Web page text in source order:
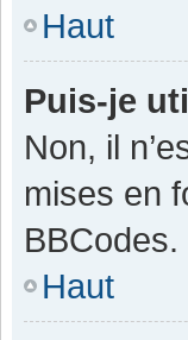
Haut
Puis-je
Non, il
mises en
BBCodes.
Haut